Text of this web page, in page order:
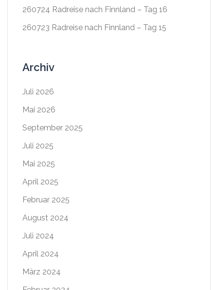
260724 Radreise nach Finnland – Tag 16
260723 Radreise nach Finnland – Tag 15
Archiv
Juli 2026
Mai 2026
September 2025
Juli 2025
Mai 2025
April 2025
Februar 2025
August 2024
Juli 2024
April 2024
März 2024